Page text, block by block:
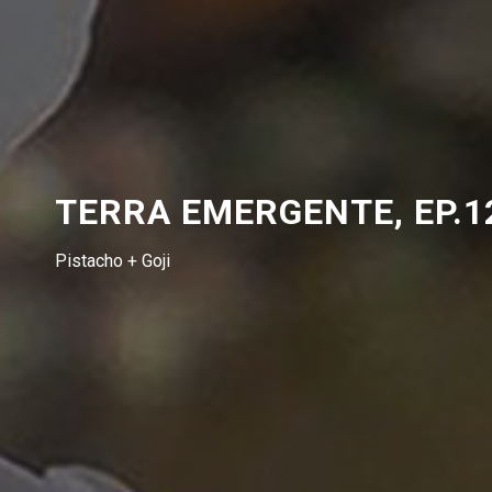
TERRA EMERGENTE,
Pistacho + Goji